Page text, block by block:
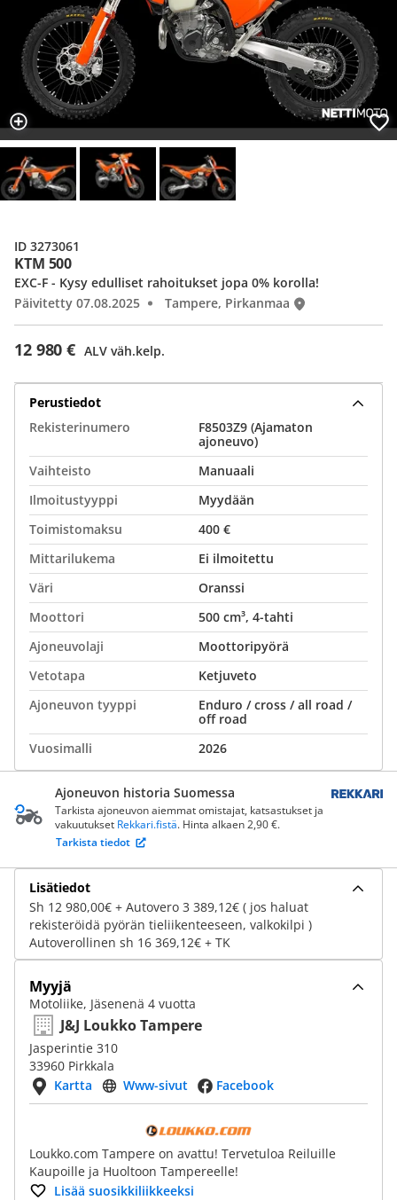
KTM 500
12 980 € ALV väh.kelp.
EXC-F - Kysy edulliset rahoitukset jopa 0% korolla!
Päivitetty 07.08.2025
Tampere, Pirkanmaa
ID 3273061
Perustiedot
Rekisterinumero
F8503Z9 (Ajamaton
ajoneuvo)
Vaihteisto
Manuaali
Ilmoitustyyppi
Myydään
Toimistomaksu
400 €
Mittarilukema
Ei ilmoitettu
Väri
Oranssi
Moottori
500 cm³, 4-tahti
Ajoneuvolaji
Moottoripyörä
Vetotapa
Ketjuveto
Ajoneuvon tyyppi
Enduro / cross / all road /
off road
Vuosimalli
2026
Ajoneuvon historia Suomessa
Tarkista ajoneuvon aiemmat omistajat, katsastukset ja
vakuutukset Rekkari.fistä. Hinta alkaen 2,90 €.
Tarkista tiedot
Lisätiedot
Sh 12 980,00€ + Autovero 3 389,12€ ( jos haluat
rekisteröidä pyörän tieliikenteeseen, valkokilpi )
Autoverollinen sh 16 369,12€ + TK
Myyjä
Motoliike, Jäsenenä 4 vuotta
J&J Loukko Tampere
Jasperintie 310
33960 Pirkkala
Kartta
Www-sivut Facebook
Loukko.com Tampere on avattu! Tervetuloa Reiluille
Kaupoille ja Huoltoon Tampereelle!
Lisää suosikkiliikkeeksi